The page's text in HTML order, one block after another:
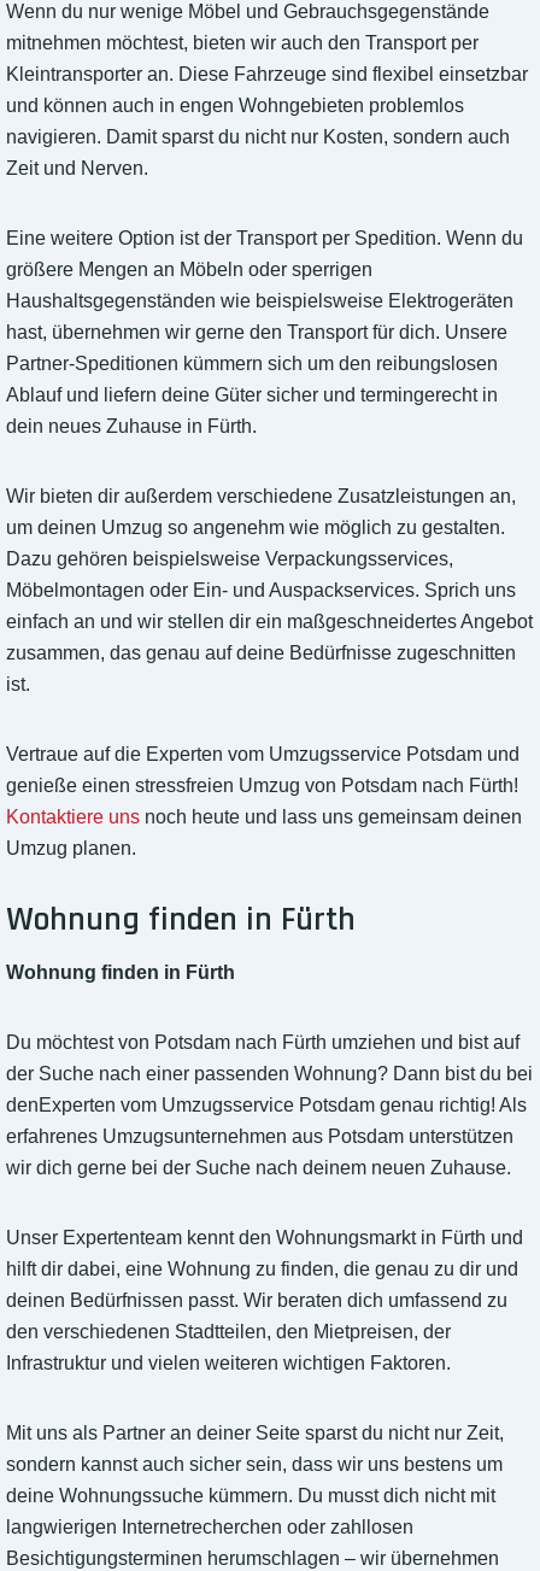
Wenn du nur wenige Möbel und Gebrauchsgegenstände
mitnehmen möchtest, bieten wir auch den Transport per
Kleintransporter an. Diese Fahrzeuge sind flexibel einsetzbar
und können auch in engen Wohngebieten problemlos
navigieren. Damit sparst du nicht nur Kosten, sondern auch
Zeit und Nerven.
Eine weitere Option ist der Transport per Spedition. Wenn du
größere Mengen an Möbeln oder sperrigen
Haushaltsgegenständen wie beispielsweise Elektrogeräten
hast, übernehmen wir gerne den Transport für dich. Unsere
Partner-Speditionen kümmern sich um den reibungslosen
Ablauf und liefern deine Güter sicher und termingerecht in
dein neues Zuhause in Fürth.
Wir bieten dir außerdem verschiedene Zusatzleistungen an,
um deinen Umzug so angenehm wie möglich zu gestalten.
Dazu gehören beispielsweise Verpackungsservices,
Möbelmontagen oder Ein- und Auspackservices. Sprich uns
einfach an und wir stellen dir ein maßgeschneidertes Angebot
zusammen, das genau auf deine Bedürfnisse zugeschnitten
ist.
Vertraue auf die Experten vom Umzugsservice Potsdam und
genieße einen stressfreien Umzug von Potsdam nach Fürth!
Kontaktiere uns noch heute und lass uns gemeinsam deinen
Umzug planen.
Wohnung finden in Fürth
Wohnung finden in Fürth
Du möchtest von Potsdam nach Fürth umziehen und bist auf
der Suche nach einer passenden Wohnung? Dann bist du bei
denExperten vom Umzugsservice Potsdam genau richtig! Als
erfahrenes Umzugsunternehmen aus Potsdam unterstützen
wir dich gerne bei der Suche nach deinem neuen Zuhause.
Unser Expertenteam kennt den Wohnungsmarkt in Fürth und
hilft dir dabei, eine Wohnung zu finden, die genau zu dir und
deinen Bedürfnissen passt. Wir beraten dich umfassend zu
den verschiedenen Stadtteilen, den Mietpreisen, der
Infrastruktur und vielen weiteren wichtigen Faktoren.
Mit uns als Partner an deiner Seite sparst du nicht nur Zeit,
sondern kannst auch sicher sein, dass wir uns bestens um
deine Wohnungssuche kümmern. Du musst dich nicht mit
langwierigen Internetrecherchen oder zahllosen
Besichtigungsterminen herumschlagen – wir übernehmen